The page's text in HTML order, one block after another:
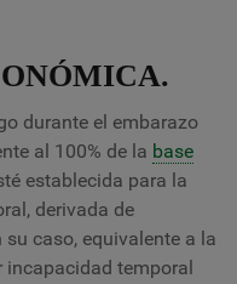
durante el embarazo
al 100% de la base
establecida para la
derivada de
caso, equivalente a la
incapacidad temporal